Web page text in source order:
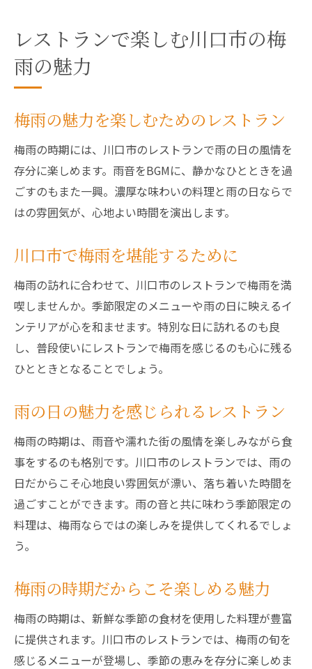
レストランで楽しむ川口市の梅
雨の魅力
梅雨の魅力を楽しむためのレストラン
梅雨の時期には、川口市のレストランで雨の日の風情を
存分に楽しめます。雨音をBGMに、静かなひとときを過
ごすのもまた一興。濃厚な味わいの料理と雨の日ならで
はの雰囲気が、心地よい時間を演出します。
川口市で梅雨を堪能するために
梅雨の訪れに合わせて、川口市のレストランで梅雨を満
喫しませんか。季節限定のメニューや雨の日に映えるイ
ンテリアが心を和ませます。特別な日に訪れるのも良
し、普段使いにレストランで梅雨を感じるのも心に残る
ひとときとなることでしょう。
雨の日の魅力を感じられるレストラン
梅雨の時期は、雨音や濡れた街の風情を楽しみながら食
事をするのも格別です。川口市のレストランでは、雨の
日だからこそ心地良い雰囲気が漂い、落ち着いた時間を
過ごすことができます。雨の音と共に味わう季節限定の
料理は、梅雨ならではの楽しみを提供してくれるでしょ
う。
梅雨の時期だからこそ楽しめる魅力
梅雨の時期は、新鮮な季節の食材を使用した料理が豊富
に提供されます。川口市のレストランでは、梅雨の旬を
感じるメニューが登場し、季節の恵みを存分に楽しめま